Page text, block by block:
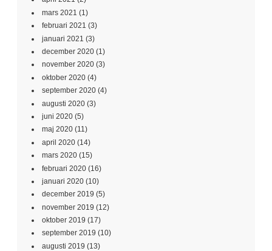
mars 2021 (1)
februari 2021 (3)
januari 2021 (3)
december 2020 (1)
november 2020 (3)
oktober 2020 (4)
september 2020 (4)
augusti 2020 (3)
juni 2020 (5)
maj 2020 (11)
april 2020 (14)
mars 2020 (15)
februari 2020 (16)
januari 2020 (10)
december 2019 (5)
november 2019 (12)
oktober 2019 (17)
september 2019 (10)
augusti 2019 (13)